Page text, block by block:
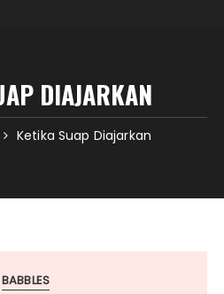
DIAJARKAN
Ketika Suap Diajarkan
BABBLES